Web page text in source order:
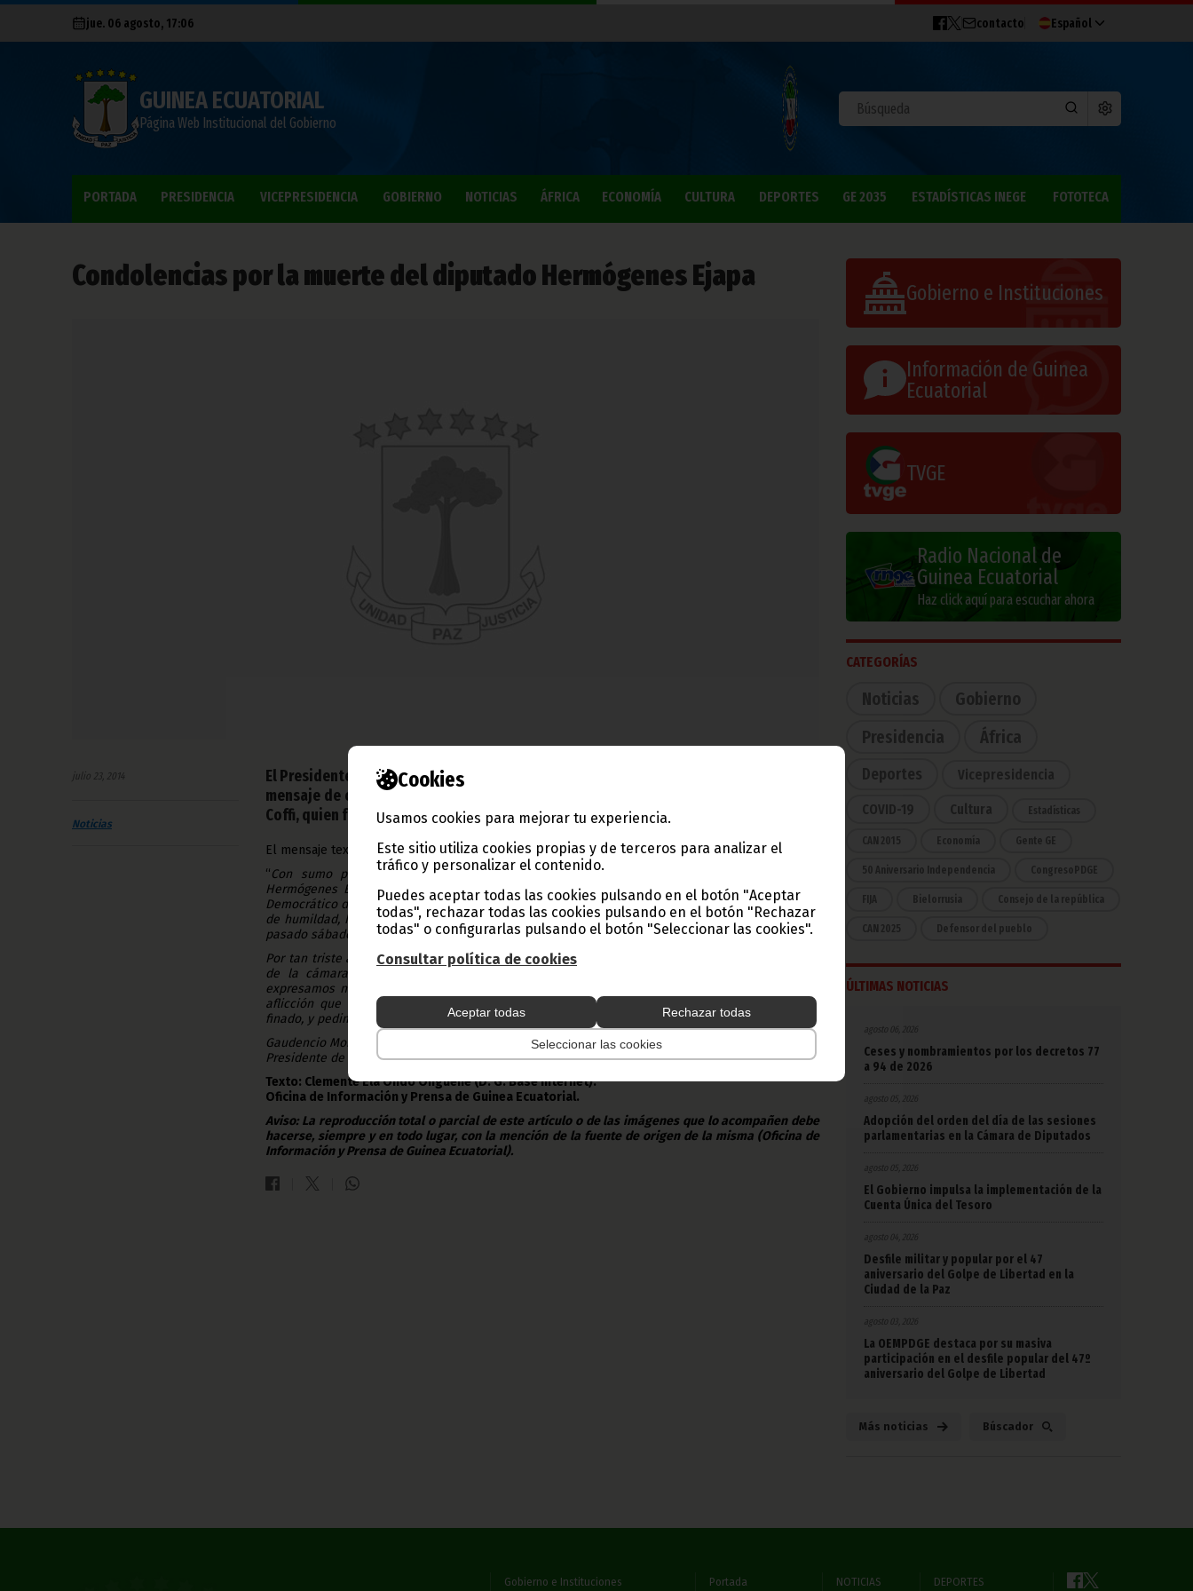
Cookies
Usamos cookies para mejorar tu experiencia.
Este sitio utiliza cookies propias y de terceros para analizar el
tráfico y personalizar el contenido.
Puedes aceptar todas las cookies pulsando en el botón "Aceptar
todas", rechazar todas las cookies pulsando en el botón "Rechazar
todas" o configurarlas pulsando el botón "Seleccionar las cookies".
Consultar política de cookies
Aceptar todas Rechazar todas
Seleccionar las cookies
jue. 06 agosto, 17:06 contacto Español
GUINEA ECUATORIAL
Página Web Institucional del Gobierno
PORTADA PRESIDENCIA VICEPRESIDENCIA GOBIERNO NOTICIAS ÁFRICA ECONOMÍA CULTURA DEPORTES GE 2035 ESTADÍSTICAS INEGE FOTOTECA
Condolencias por la muerte del diputado Hermógenes Ejapa
julio 23, 2014
Noticias
El Presidente de la Cámara de los Diputados, Gaudencio Mohaba Mesu, ha enviado un
mensaje de condolencia por el fallecimiento el día 19 de julio de Hermógenes Ejapa
Coffi, quien fuera diputado durante la V y VI legislatura.
El mensaje textual dice:
“Con sumo pesar y consternación, hemos recibido la triste noticia del fallecimiento de
Hermógenes Ejapa Coffi, quien fuera diputado del pueblo en la Cámara baja por el Partido
Democrático de Guinea Ecuatorial (PDGE), durante la V y VI legislatura, reconociendo sus valores
de humildad, honestidad y sobre todo la dedicación al trabajo parlamentario, hecho ocurrido el
pasado sábado 19 en el Hospital Policlínico Doctor Loeri Comba de la capital.
Por tan triste acontecimiento, en nombre de los miembros de la mesa y de todos los diputados
de la cámara, los funcionarios de esta institución parlamentaria y del mío en particular,
expresamos nuestra más profunda condolencia por esta pérdida irreparable; uniéndonos a la
aflicción que en estos momentos de duelo y tristeza embarga a la familia y amistades del
finado, y pedimos a Dios Todopoderoso le acoja en paz.
Gaudencio Mohaba Mesu,
Presidente de la Cámara de los Diputados”.
Texto: Clemente Ela Ondo Onguene (D. G. Base Internet).
Oficina de Información y Prensa de Guinea Ecuatorial.
Aviso: La reproducción total o parcial de este artículo o de las imágenes que lo acompañen debe
hacerse, siempre y en todo lugar, con la mención de la fuente de origen de la misma (Oficina de
Información y Prensa de Guinea Ecuatorial).
Gobierno e Instituciones
Información de Guinea
Ecuatorial
TVGE
Radio Nacional de
Guinea Ecuatorial
Haz click aquí para escuchar ahora
CATEGORÍAS
Noticias
Gobierno
Presidencia
África
Deportes Vicepresidencia
COVID-19 Cultura Estadísticas
CAN 2015 Economía Gente GE
50 Aniversario Independencia CongresoPDGE
FIJA Bielorrusia Consejo de la república
CAN 2025 Defensor del pueblo
ÚLTIMAS NOTICIAS
agosto 06, 2026
Ceses y nombramientos por los decretos 77
a 94 de 2026
agosto 05, 2026
Adopción del orden del día de las sesiones
parlamentarias en la Cámara de Diputados
agosto 05, 2026
El Gobierno impulsa la implementación de la
Cuenta Única del Tesoro
agosto 04, 2026
Desfile militar y popular por el 47
aniversario del Golpe de Libertad en la
Ciudad de la Paz
agosto 03, 2026
La OEMPDGE destaca por su masiva
participación en el desfile popular del 47º
aniversario del Golpe de Libertad
Más noticias Búscador
Gobierno e Instituciones Portada NOTICIAS DEPORTES